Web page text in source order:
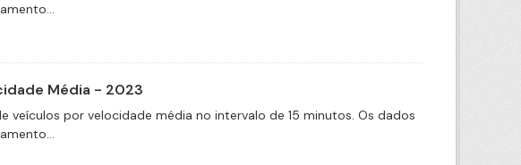
Média - 2023
por velocidade média no intervalo de 15 minutos. Os dados